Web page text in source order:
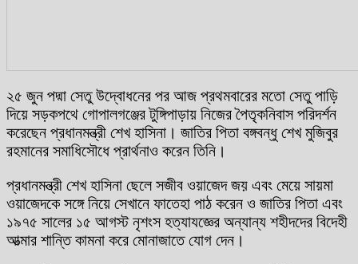
২৫ জুন পদ্মা সেতু উদ্বোধনের পর আজ প্রথমবারের মতো সেতু পাড়ি
দিয়ে সড়কপথে গোপালগঞ্জের টুঙ্গিপাড়ায় নিজের পৈতৃকনিবাস পরিদর্শন
করেছেন প্রধানমন্ত্রী শেখ হাসিনা। জাতির পিতা বঙ্গবন্ধু শেখ মুজিবুর
রহমানের সমাধিসৌধে প্রার্থনাও করেন তিনি।
প্রধানমন্ত্রী শেখ হাসিনা ছেলে সজীব ওয়াজেদ জয় এবং মেয়ে সায়মা
ওয়াজেদকে সঙ্গে নিয়ে সেখানে ফাতেহা পাঠ করেন ও জাতির পিতা এবং
১৯৭৫ সালের ১৫ আগস্ট নৃশংস হত্যাযজ্ঞের অন্যান্য শহীদদের বিদেহী
আত্মার শান্তি কামনা করে মোনাজাতে যোগ দেন।